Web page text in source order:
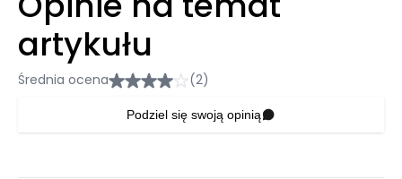
artykułu
Średnia ocena (2)
Podziel się swoją opinią